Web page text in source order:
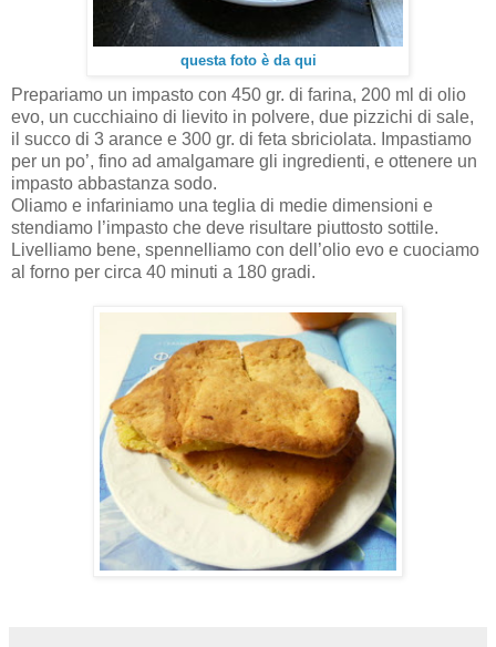
questa foto è da qui
Prepariamo un impasto con 450 gr. di farina, 200 ml di olio
evo, un cucchiaino di lievito in polvere, due pizzichi di sale,
il succo di 3 arance e 300 gr. di feta sbriciolata. Impastiamo
per un po’, fino ad amalgamare gli ingredienti, e ottenere un
impasto abbastanza sodo.
Oliamo e infariniamo una teglia di medie dimensioni e
stendiamo l’impasto che deve risultare piuttosto sottile.
Livelliamo bene, spennelliamo con dell’olio evo e cuociamo
al forno per circa 40 minuti a 180 gradi.